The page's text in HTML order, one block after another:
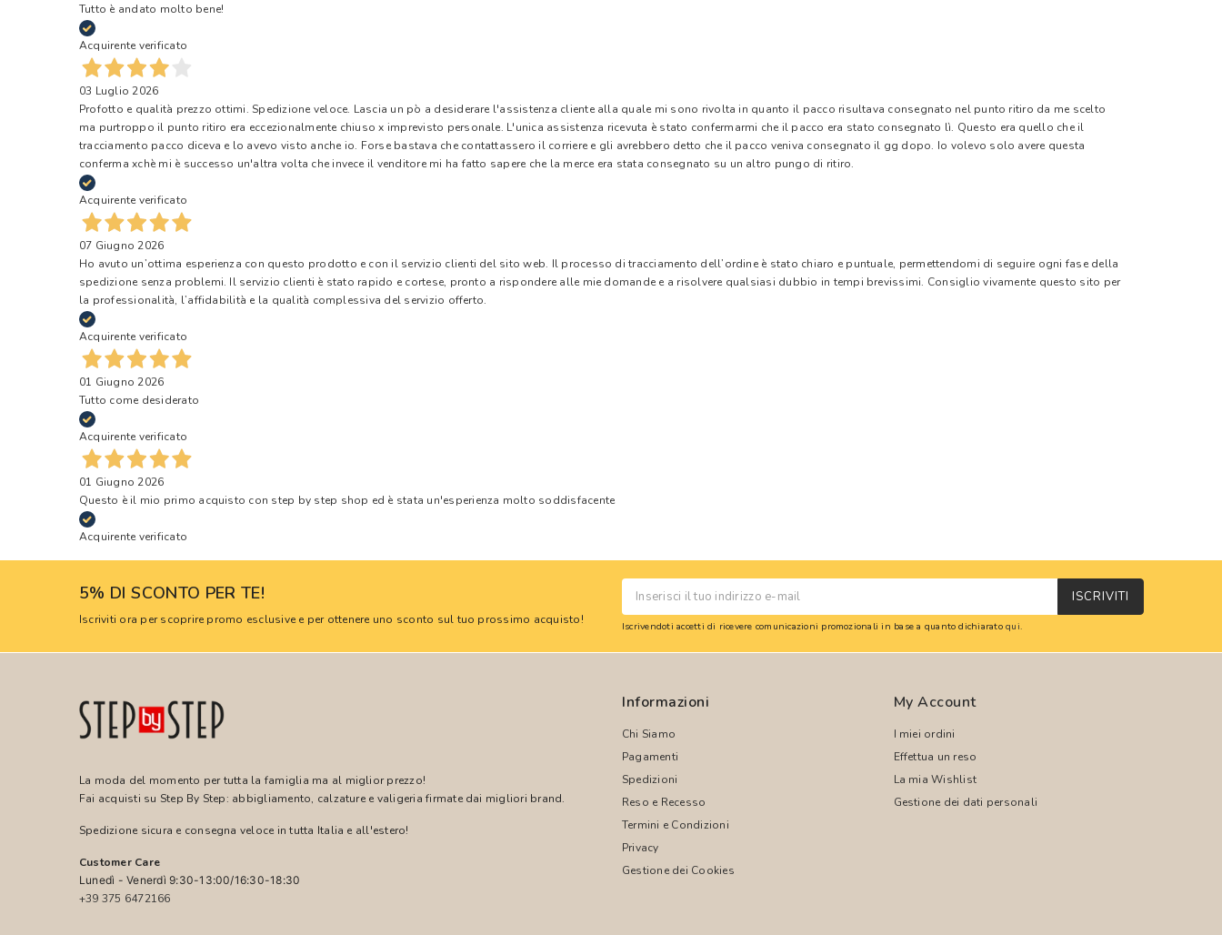
Tutto è andato molto bene!
Acquirente verificato
03 Luglio 2026
Profotto e qualità prezzo ottimi. Spedizione veloce. Lascia un pò a desiderare l'assistenza cliente alla quale mi sono rivolta in quanto il pacco risultava consegnato nel punto ritiro da me scelto
ma purtroppo il punto ritiro era eccezionalmente chiuso x imprevisto personale. L'unica assistenza ricevuta è stato confermarmi che il pacco era stato consegnato lì. Questo era quello che il
tracciamento pacco diceva e lo avevo visto anche io. Forse bastava che contattassero il corriere e gli avrebbero detto che il pacco veniva consegnato il gg dopo. Io volevo solo avere questa
conferma xchè mi è successo un'altra volta che invece il venditore mi ha fatto sapere che la merce era stata consegnato su un altro pungo di ritiro.
Acquirente verificato
07 Giugno 2026
Ho avuto un’ottima esperienza con questo prodotto e con il servizio clienti del sito web. Il processo di tracciamento dell’ordine è stato chiaro e puntuale, permettendomi di seguire ogni fase della
spedizione senza problemi. Il servizio clienti è stato rapido e cortese, pronto a rispondere alle mie domande e a risolvere qualsiasi dubbio in tempi brevissimi. Consiglio vivamente questo sito per
la professionalità, l’affidabilità e la qualità complessiva del servizio offerto.
Acquirente verificato
01 Giugno 2026
Tutto come desiderato
Acquirente verificato
01 Giugno 2026
Questo è il mio primo acquisto con step by step shop ed è stata un'esperienza molto soddisfacente
Acquirente verificato
5% DI SCONTO PER TE!
Iscriviti ora per scoprire promo esclusive e per ottenere uno sconto sul tuo prossimo acquisto!
ISCRIVITI
Iscrivendoti accetti di ricevere comunicazioni promozionali in base a quanto dichiaratoqui.
La moda del momento per tutta la famiglia ma al miglior prezzo!
Fai acquisti su Step By Step: abbigliamento, calzature e valigeria firmate dai migliori brand.
Spedizione sicura e consegna veloce in tutta Italia e all'estero!
Customer Care
Lunedì - Venerdì 9:30-13:00/16:30-18:30
+39 375 6472166
Informazioni
Chi Siamo
Pagamenti
Spedizioni
Reso e Recesso
Termini e Condizioni
Privacy
Gestione dei Cookies
My Account
I miei ordini
Effettua un reso
La mia Wishlist
Gestione dei dati personali